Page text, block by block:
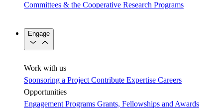
Committees & the Cooperative Research Programs
Engage
Work with us
Sponsoring a Project Contribute Expertise Careers
Opportunities
Engagement Programs Grants, Fellowships and Awards